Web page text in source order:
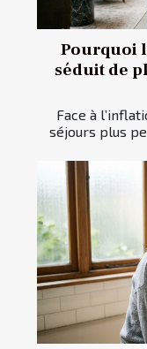
Pourquoi
séduit de
Face à
séjours plus